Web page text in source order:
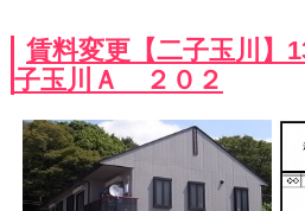
賃料変更【二子玉川
子玉川Ａ ２０２